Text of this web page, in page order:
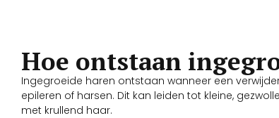
Hoe ontstaan
Ingegroeide haren ontstaan wanneer een
epileren of harsen. Dit kan leiden tot kleine,
met krullend haar.